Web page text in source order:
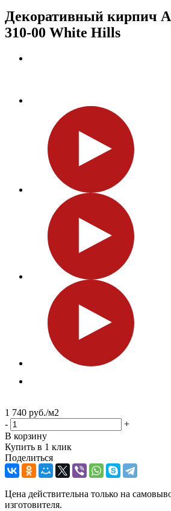
Декоративный кирпич
310-00 White Hills
1 740 руб./м2
-
+
В корзину
Купить в 1 клик
Поделиться
Цена действительна только на
изготовителя.